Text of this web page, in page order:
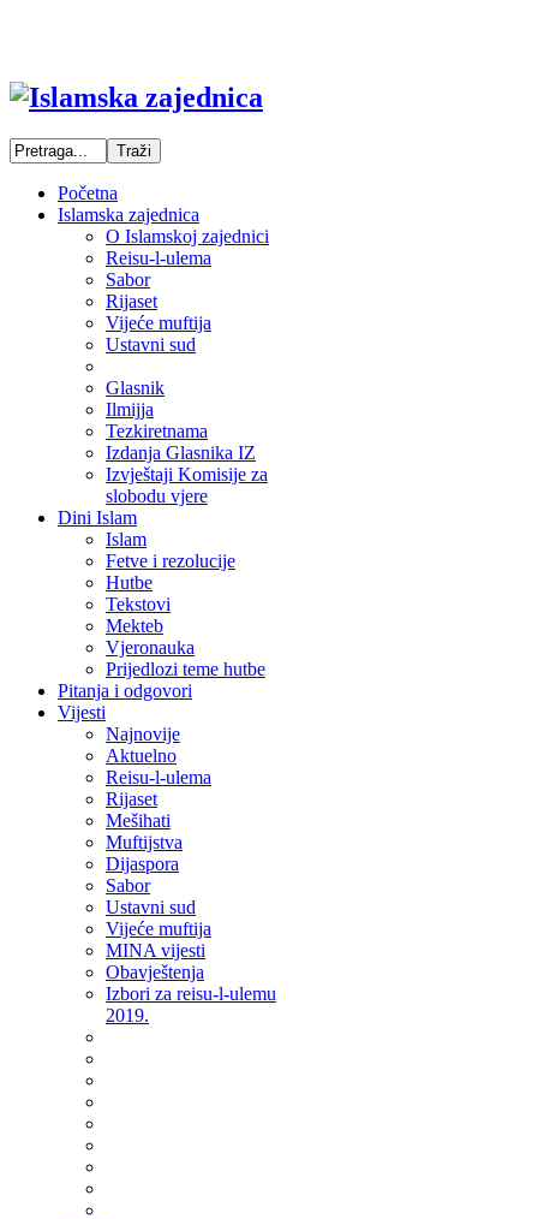
Početna
Islamska zajednica
O Islamskoj zajednici
Reisu-l-ulema
Sabor
Rijaset
Vijeće muftija
Ustavni sud
Glasnik
Ilmijja
Tezkiretnama
Izdanja Glasnika IZ
Izvještaji Komisije za
slobodu vjere
Dini Islam
Islam
Fetve i rezolucije
Hutbe
Tekstovi
Mekteb
Vjeronauka
Prijedlozi teme hutbe
Pitanja i odgovori
Vijesti
Najnovije
Aktuelno
Reisu-l-ulema
Rijaset
Mešihati
Muftijstva
Dijaspora
Sabor
Ustavni sud
Vijeće muftija
MINA vijesti
Obavještenja
Izbori za reisu-l-ulemu
2019.